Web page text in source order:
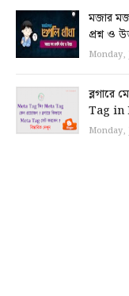
মজার
প্রশ্ন ও
Monday,
ব্লগারে
Tag in
Monday,